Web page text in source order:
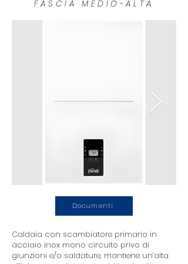
FASCIA MEDIO-ALTA
Documenti
Caldaia con scambiatore primario in
acciaio inox mono circuito privo di
giunzioni e/o saldature, mantiene un’alta